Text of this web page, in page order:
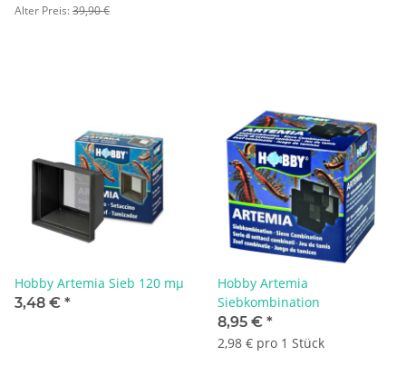
Alter Preis:39,90 €
Hobby Artemia Sieb 120 mµ
3,48 € *
Hobby Artemia
Siebkombination
8,95 € *
2,98 € pro 1 Stück